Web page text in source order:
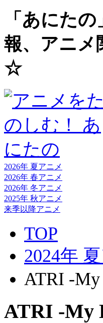
「あにた
報、アニメ
☆
2026年 夏アニメ
2026年 春アニメ
2026年 冬アニメ
2025年 秋アニメ
来季以降アニメ
TOP
2024年
ATRI -My
ATRI -My